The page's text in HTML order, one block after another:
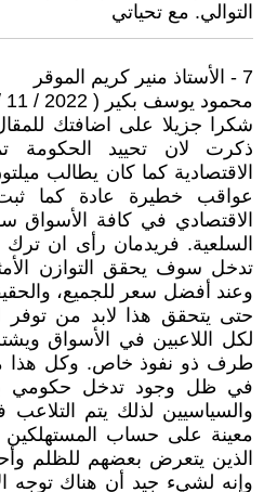
التوالي. مع تحياتي
7 - الأستاذ منير كريم الموقر ‏
محمود يوسف بكير ( 2022 / 11 / 4 - 14:04 )
شكرا جزيلا على اضافتك
ذكرت لان تحييد الحكومة
الاقتصادية كما كان يطالب
عواقب خطيرة عادة كما ثبت
الاقتصادي في كافة الأسواق
السلعية. فريدمان رأى ان
تدخل سوف يحقق التوازن
وعند أفضل سعر للجميع،
حتى يتحقق هذا لابد من
لكل اللاعبين في الأسواق
طرف ذو نفوذ خاص. وكل هذا
في ظل وجود تدخل حكومي
والسياسيين لذلك يتم
معينة على حساب المستهلكين
الذين يتعرض بعضهم للظلم
وإنه لشيء جيد أن هناك